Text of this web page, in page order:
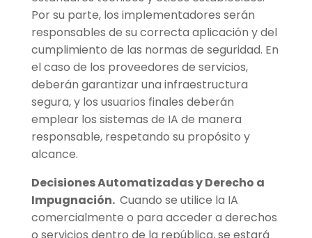
Por su parte, los implementadores serán
responsables de su correcta aplicación y del
cumplimiento de las normas de seguridad. En
el caso de los proveedores de servicios,
deberán garantizar una infraestructura
segura, y los usuarios finales deberán
emplear los sistemas de IA de manera
responsable, respetando su propósito y
alcance.
Decisiones Automatizadas y Derecho a
Impugnación. Cuando se utilice la IA
comercialmente o para acceder a derechos